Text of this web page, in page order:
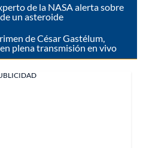
de la NASA alerta sobre
un asteroide
de César Gastélum,
plena transmisión en vivo